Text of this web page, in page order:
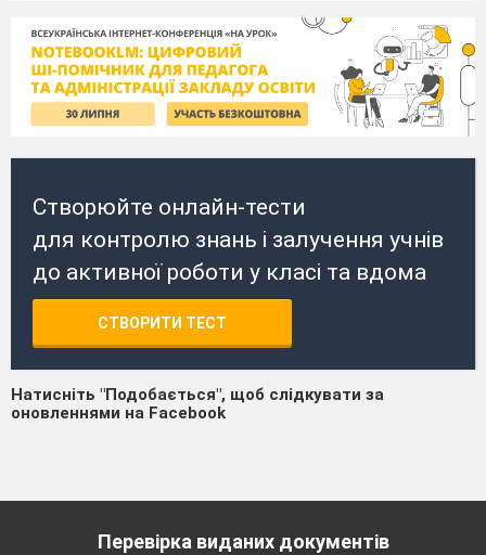
Створюйте онлайн-тести
для контролю знань і залучення учнів
до активної роботи у класі та вдома
СТВОРИТИ ТЕСТ
Натисніть "Подобається", щоб слідкувати за
оновленнями на Facebook
Перевірка виданих документів